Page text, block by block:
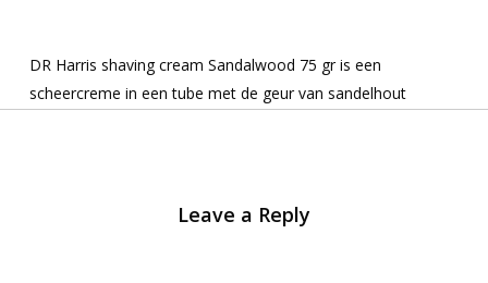
DR Harris shaving cream Sandalwood 75 gr is een
scheercreme in een tube met de geur van sandelhout
Leave a Reply